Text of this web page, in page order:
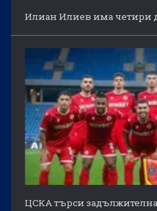
Илиан Илиев има четири
ЦСКА търси